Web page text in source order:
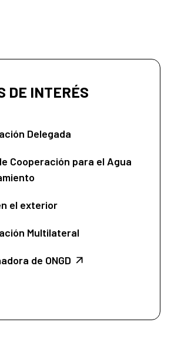
DE INTERÉS
Delegada
Cooperación para el Agua
el exterior
Multilateral
de ONGD